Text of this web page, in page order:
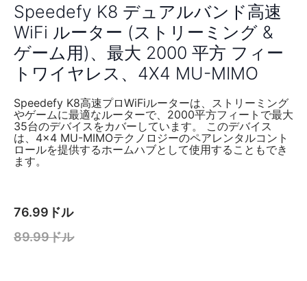
Speedefy K8 デュアルバンド高速
WiFi ルーター (ストリーミング &
ゲーム用)、最大 2000 平方 フィー
トワイヤレス、4X4 MU-MIMO
Speedefy K8高速プロWiFiルーターは、ストリーミング
やゲームに最適なルーターで、2000平方フィートで最大
35台のデバイスをカバーしています。 このデバイス
は、4×4 MU-MIMOテクノロジーのペアレンタルコント
ロールを提供するホームハブとして使用することもでき
ます。
76.99ドル
89.99ドル